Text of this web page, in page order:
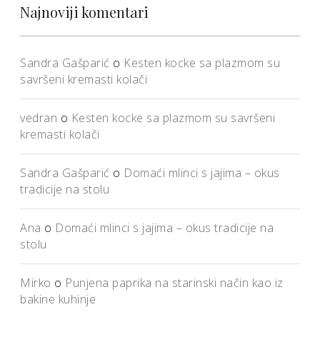
Najnoviji komentari
Sandra Gašparić o Kesten kocke sa plazmom su
savršeni kremasti kolači
vedran o Kesten kocke sa plazmom su savršeni
kremasti kolači
Sandra Gašparić o Domaći mlinci s jajima – okus
tradicije na stolu
Ana o Domaći mlinci s jajima – okus tradicije na
stolu
Mirko o Punjena paprika na starinski način kao iz
bakine kuhinje